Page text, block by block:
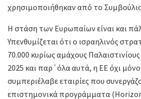
χρησιμοποιήθηκαν από το
Η στάση των Ευρωπαίων είναι και
Υπενθυμίζεται ότι ο ισραηλινός
70.000 κυρίως αμάχους
2025 και παρ΄όλα αυτά, η ΕΕ όχι
συμπεριέλαβε εταιρίες που
επιστημονικά προγράμματα